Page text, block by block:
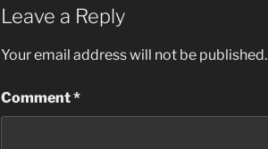
Leave a Reply
Your email address will not be published.
Comment*